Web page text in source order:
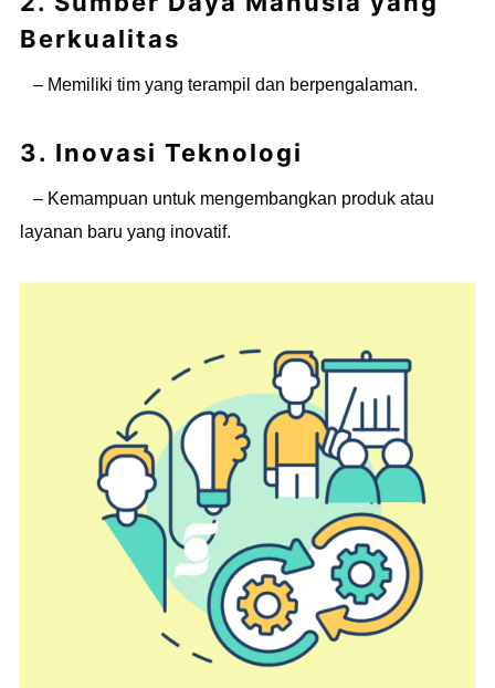
Berkualitas
– Memiliki tim yang terampil dan berpengalaman.
3. Inovasi Teknologi
– Kemampuan untuk mengembangkan produk atau
layanan baru yang inovatif.